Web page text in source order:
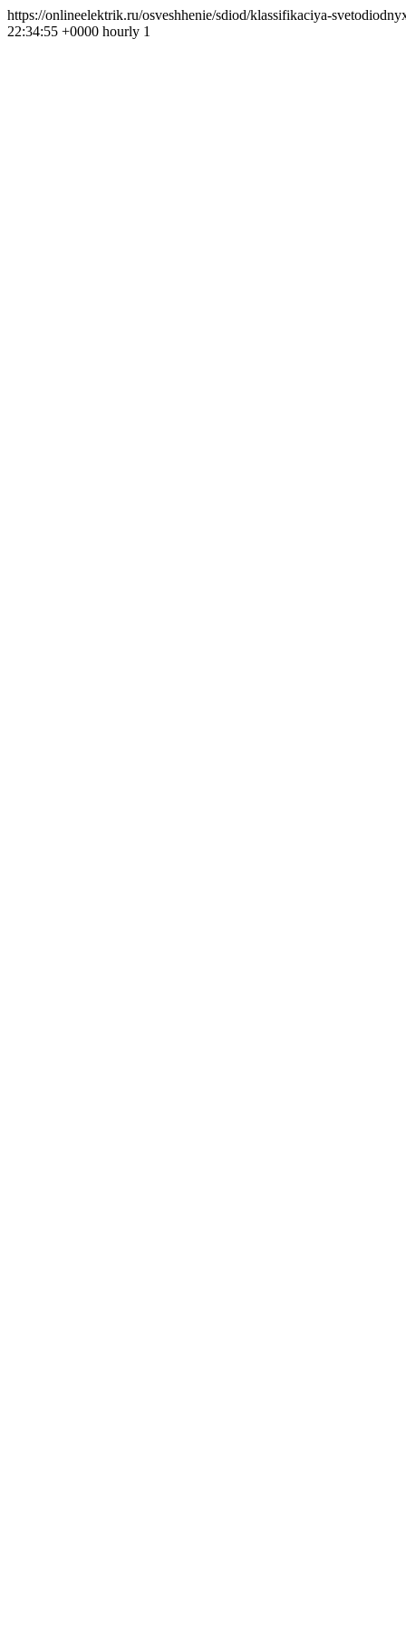
https://onlineelektrik.ru/osveshhenie/sdiod/klassifikaciya-
22:34:55 +0000 hourly 1